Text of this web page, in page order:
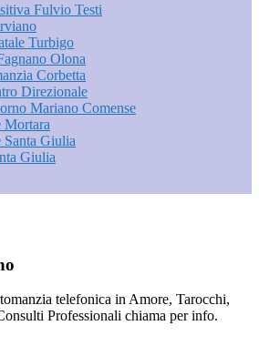
Fulvio Testi
Turbigo
Olona
Corbetta
Direzionale
Mariano Comense
Mortara
Giulia
Giulia
telefonica in Amore, Tarocchi,
Professionali chiama per info.